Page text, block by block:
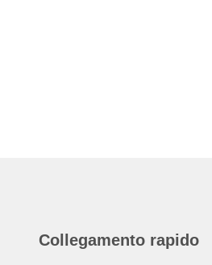
Collegamento rapido